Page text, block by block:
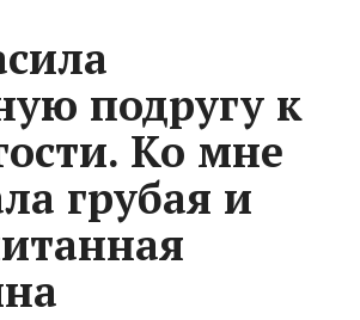
подругу к
Ко мне
грубая и